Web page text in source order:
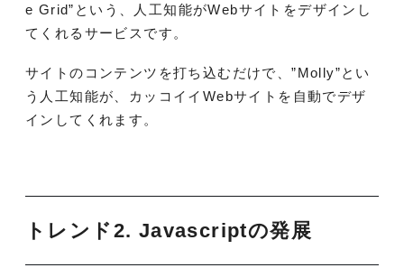
e Grid”という、人工知能がWebサイトをデザインし
てくれるサービスです。
サイトのコンテンツを打ち込むだけで、”Molly”とい
う人工知能が、カッコイイWebサイトを自動でデザ
インしてくれます。
トレンド2. Javascriptの発展